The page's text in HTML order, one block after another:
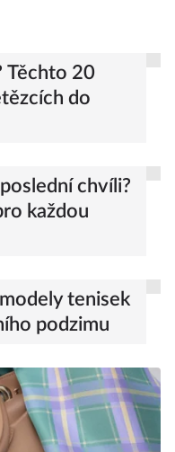
Těchto 20
do
chvíli?
každou
tenisek
podzimu